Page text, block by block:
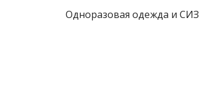
Одноразовая одежда и СИЗ